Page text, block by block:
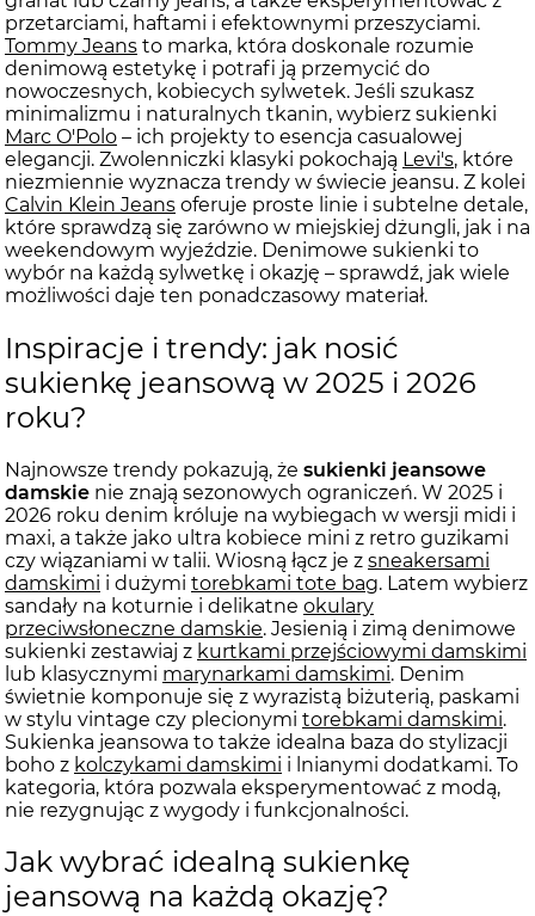
przetarciami, haftami i efektownymi przeszyciami.
Tommy Jeans to marka, która doskonale rozumie
denimową estetykę i potrafi ją przemycić do
nowoczesnych, kobiecych sylwetek. Jeśli szukasz
minimalizmu i naturalnych tkanin, wybierz sukienki
Marc O'Polo – ich projekty to esencja casualowej
elegancji. Zwolenniczki klasyki pokochają Levi's, które
niezmiennie wyznacza trendy w świecie jeansu. Z kolei
Calvin Klein Jeans oferuje proste linie i subtelne detale,
które sprawdzą się zarówno w miejskiej dżungli, jak i na
weekendowym wyjeździe. Denimowe sukienki to
wybór na każdą sylwetkę i okazję – sprawdź, jak wiele
możliwości daje ten ponadczasowy materiał.
Inspiracje i trendy: jak nosić
sukienkę jeansową w 2025 i 2026
roku?
Najnowsze trendy pokazują, że sukienki jeansowe
damskie nie znają sezonowych ograniczeń. W 2025 i
2026 roku denim króluje na wybiegach w wersji midi i
maxi, a także jako ultra kobiece mini z retro guzikami
czy wiązaniami w talii. Wiosną łącz je z sneakersami
damskimi i dużymi torebkami tote bag. Latem wybierz
sandały na koturnie i delikatne okulary
przeciwsłoneczne damskie. Jesienią i zimą denimowe
sukienki zestawiaj z kurtkami przejściowymi damskimi
lub klasycznymi marynarkami damskimi. Denim
świetnie komponuje się z wyrazistą biżuterią, paskami
w stylu vintage czy plecionymi torebkami damskimi.
Sukienka jeansowa to także idealna baza do stylizacji
boho z kolczykami damskimi i lnianymi dodatkami. To
kategoria, która pozwala eksperymentować z modą,
nie rezygnując z wygody i funkcjonalności.
Jak wybrać idealną sukienkę
jeansową na każdą okazję?